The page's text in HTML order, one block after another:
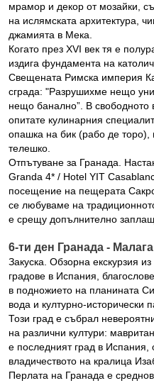
мрамор и декор от мозайки,
на ислямската архитектура,
джамията в Мека.
Когато през ХVІ век тя е
издига фундамента на
Свещената Римска империя
сграда: "Разрушихме нещо
нещо банално”. В
опитате кулинарния
опашка на бик (рабо де торо),
телешко.
Отпътуване за Гранада.
Granda 4* / Hotel YIT
посещение на пещерата
се любуваме на
е срещу допълнително
6-ти ден Гранада -
Закуска. Обзорна екскурзия
градове в Испания,
в подножието на планината
вода и културно-исторически
Този град е събрал
на различни култури:
е последният град в Испания,
владичеството на кралица
Перлата на Гранада е